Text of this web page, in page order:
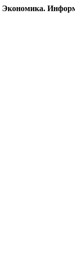
Экономика.